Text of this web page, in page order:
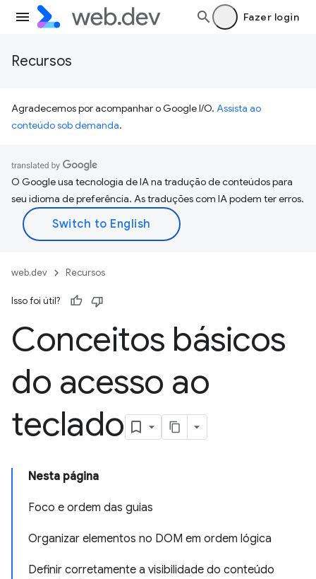
Fazer login
Recursos
Agradecemos por acompanhar o Google I/O. Assista ao
conteúdo sob demanda.
O Google usa tecnologia de IA na tradução de conteúdos para
seu idioma de preferência. As traduções com IA podem ter erros.
web.dev Recursos
Isso foi útil?
Conceitos básicos
do acesso ao
teclado
Nesta página
Foco e ordem das guias
Organizar elementos no DOM em ordem lógica
Definir corretamente a visibilidade do conteúdo